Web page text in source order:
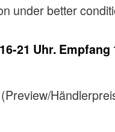
under better
21 Uhr. Empfang